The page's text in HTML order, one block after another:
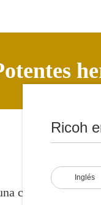
Ricoh
Inglés
clase.